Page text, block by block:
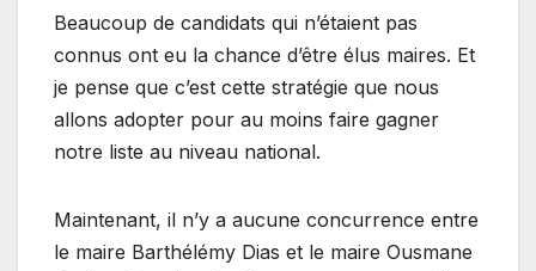
Beaucoup de candidats qui n’étaient pas
connus ont eu la chance d’être élus maires. Et
je pense que c’est cette stratégie que nous
allons adopter pour au moins faire gagner
notre liste au niveau national.
Maintenant, il n’y a aucune concurrence entre
le maire Barthélémy Dias et le maire Ousmane